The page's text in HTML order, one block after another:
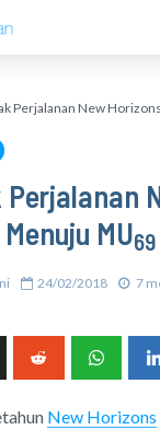
Perjalanan New
Perjalanan
MU69
24/02/2018 7
New Horizons